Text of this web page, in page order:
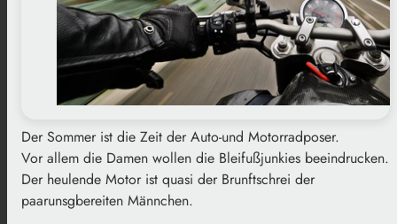
Der Sommer ist die Zeit der Auto-und Motorradposer.
Vor allem die Damen wollen die Bleifußjunkies beeindrucken.
Der heulende Motor ist quasi der Brunftschrei der
paarunsgbereiten Männchen.